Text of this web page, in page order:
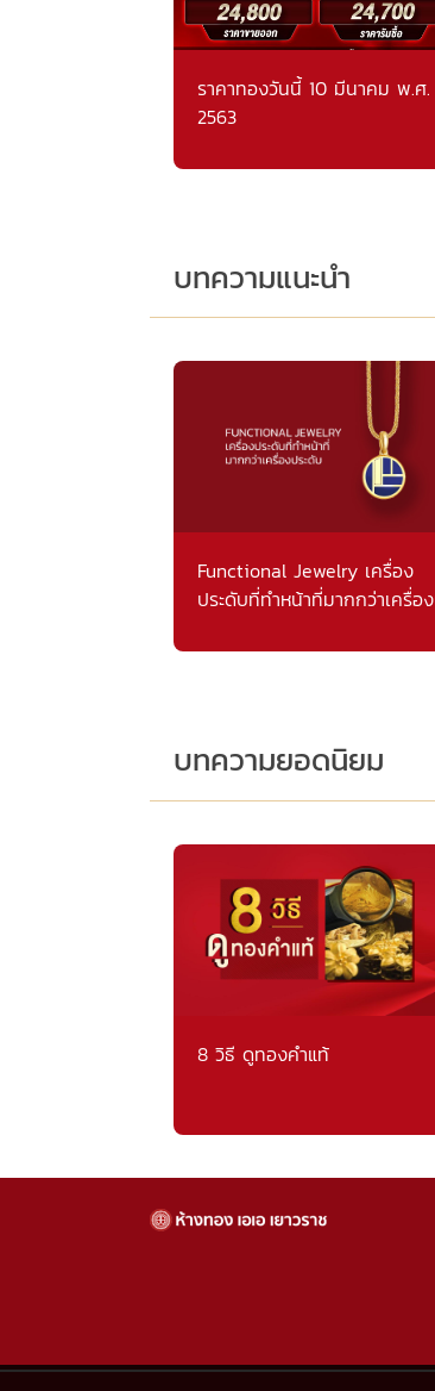
ราคาทองวันนี้ 10 มีนาคม พ.ศ.
2563
บทความแนะนำ
Functional Jewelry เครื่อง
ประดับที่ทำหน้าที่มากกว่าเครื่อง
บทความยอดนิยม
8 วิธี ดูทองคำแท้